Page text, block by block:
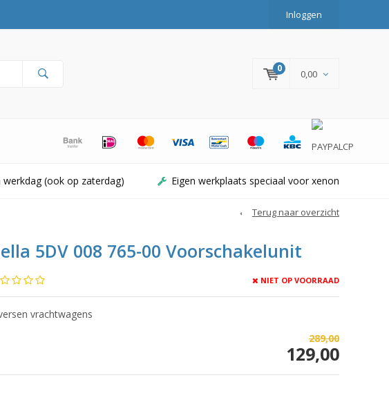
Inloggen
0 0,00
werkdag (ook op zaterdag) Eigen werkplaats speciaal voor xenon
Terug naar overzicht
5DV 008 765-00 Voorschakelunit
NIET OP VOORRAAD
vrachtwagens
289,00
129,00